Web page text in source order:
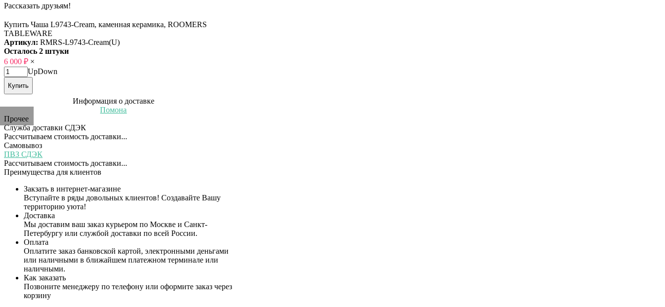
Рассказать друзьям!
Купить Чаша L9743-Cream, каменная керамика, ROOMERS
TABLEWARE
Артикул: RMRS-L9743-Cream(U)
Осталось 2 штуки
6 000 ₽ ×
UpDown
Купить
Информация о доставке
Помона
Прочее
Служба доставки СДЭК
Рассчитываем стоимость доставки...
Самовывоз
ПВЗ СДЭК
Рассчитываем стоимость доставки...
Преимущества для клиентов
Закзать в интернет-магазине
Вступайте в ряды довольных клиентов! Создавайте Вашу
территорию уюта!
Доставка
Мы доставим ваш заказ курьером по Москве и Санкт-
Петербургу или службой доставки по всей России.
Оплата
Оплатите заказ банковской картой, электронными деньгами
или наличными в ближайшем платежном терминале или
наличными.
Как заказать
Позвоните менеджеру по телефону или оформите заказ через
корзину